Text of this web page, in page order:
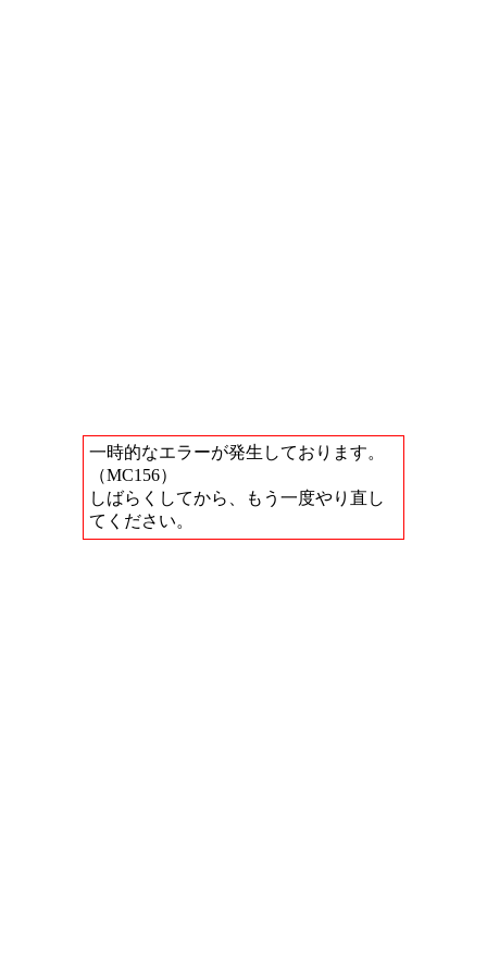
一時的なエラーが発生しております。
（MC156）
しばらくしてから、もう一度やり直し
てください。